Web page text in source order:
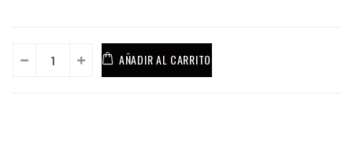
AÑADIR AL CARRITO